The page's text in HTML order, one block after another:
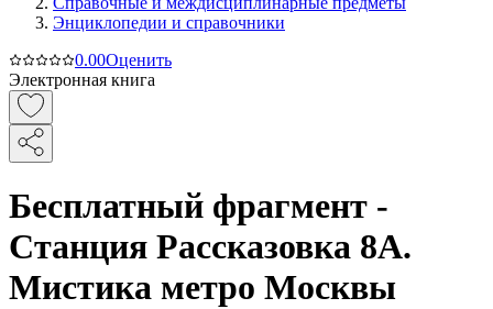
Энциклопедии и справочники
0.00Оценить
Электронная книга
Бесплатный фрагмент -
Станция Рассказовка 8А.
Мистика метро Москвы